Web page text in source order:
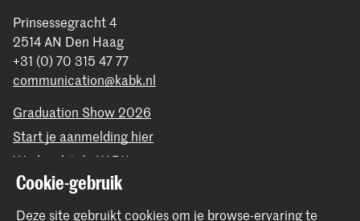
Prinsessegracht 4
2514 AN Den Haag
+31 (0) 70 315 47 77
communication@kabk.nl
Graduation Show 2026
Start je aanmelding hier
Werken bij de KABK
Contactinfo
Cookie-gebruik
Deze site gebruikt cookies om je browse-ervaring te